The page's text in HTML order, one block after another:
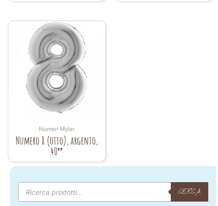
Numeri Mylar
Numero 8 (otto), argento,
40″
Products
search
CERCA